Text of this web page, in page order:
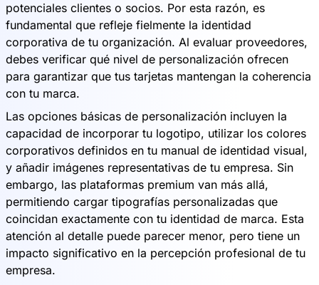
potenciales clientes o socios. Por esta razón, es
fundamental que refleje fielmente la identidad
corporativa de tu organización. Al evaluar proveedores,
debes verificar qué nivel de personalización ofrecen
para garantizar que tus tarjetas mantengan la coherencia
con tu marca.
Las opciones básicas de personalización incluyen la
capacidad de incorporar tu logotipo, utilizar los colores
corporativos definidos en tu manual de identidad visual,
y añadir imágenes representativas de tu empresa. Sin
embargo, las plataformas premium van más allá,
permitiendo cargar tipografías personalizadas que
coincidan exactamente con tu identidad de marca. Esta
atención al detalle puede parecer menor, pero tiene un
impacto significativo en la percepción profesional de tu
empresa.